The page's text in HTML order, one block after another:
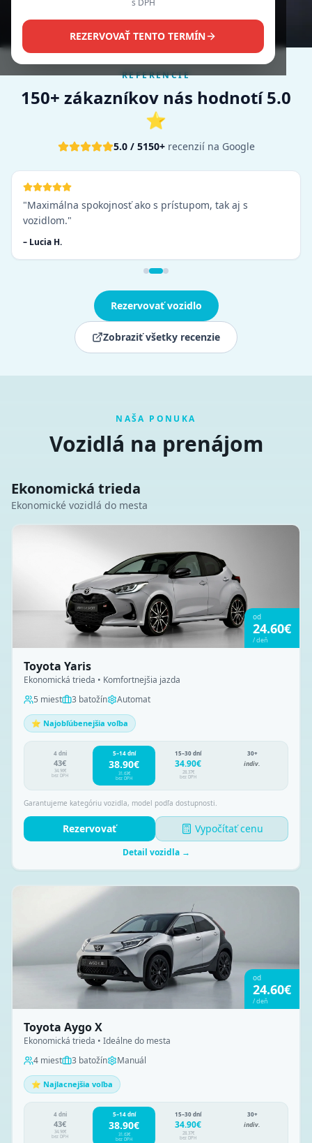
s DPH
REZERVOVAŤ TENTO TERMÍN
REFERENCIE
150+ zákazníkov nás hodnotí 5.0
⭐
5.0 / 5150+ recenzií na Google
"Super služba. Všetko bolo dopredu dohodnuté. Auto
čisté a v dobrom stave.
– Lukáš S.
Rezervovať vozidlo
Zobraziť všetky recenzie
NAŠA PONUKA
Vozidlá na prenájom
Ekonomická trieda
Ekonomické vozidlá do mesta
od
24.60€
/deň
Toyota Yaris
Ekonomická trieda • Komfortnejšia jazda
5 miest 3 batožín Automat
⭐ Najobľúbenejšia voľba
4 dni
43€
34.96€
bez DPH
5–14 dní
38.90€
31.63€
bez DPH
15–30 dní
34.90€
28.37€
bez DPH
30+
indiv.
Garantujeme kategóriu vozidla, model podľa dostupnosti.
Rezervovať Vypočítať cenu
Detail vozidla →
od
24.60€
/deň
Toyota Aygo X
Ekonomická trieda • Ideálne do mesta
4 miest 3 batožín Manuál
⭐ Najlacnejšia voľba
4 dni
43€
34.96€
bez DPH
5–14 dní
38.90€
31.63€
bez DPH
15–30 dní
34.90€
28.37€
bez DPH
30+
indiv.